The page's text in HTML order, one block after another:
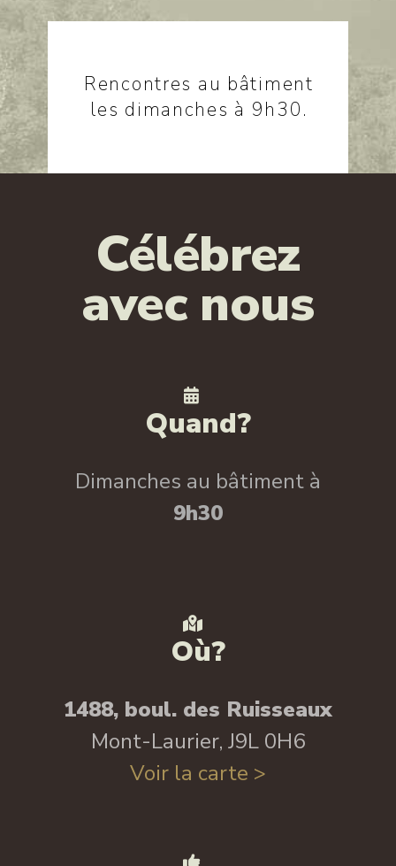
Rencontres au bâtiment
les dimanches à 9h30.
Célébrez
avec nous
Quand?
Dimanches au bâtiment à
9h30
Où?
1488, boul. des Ruisseaux
Mont-Laurier, J9L 0H6
Voir la carte >